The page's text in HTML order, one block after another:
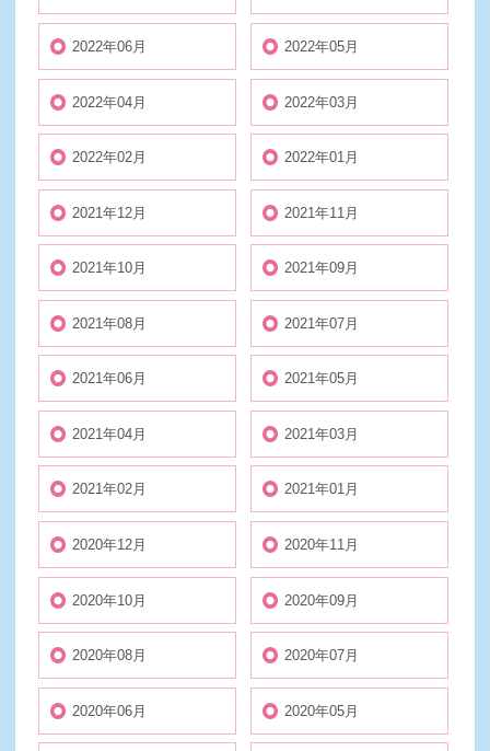
2022年06月 2022年05月
2022年04月 2022年03月
2022年02月 2022年01月
2021年12月 2021年11月
2021年10月 2021年09月
2021年08月 2021年07月
2021年06月 2021年05月
2021年04月 2021年03月
2021年02月 2021年01月
2020年12月 2020年11月
2020年10月 2020年09月
2020年08月 2020年07月
2020年06月 2020年05月